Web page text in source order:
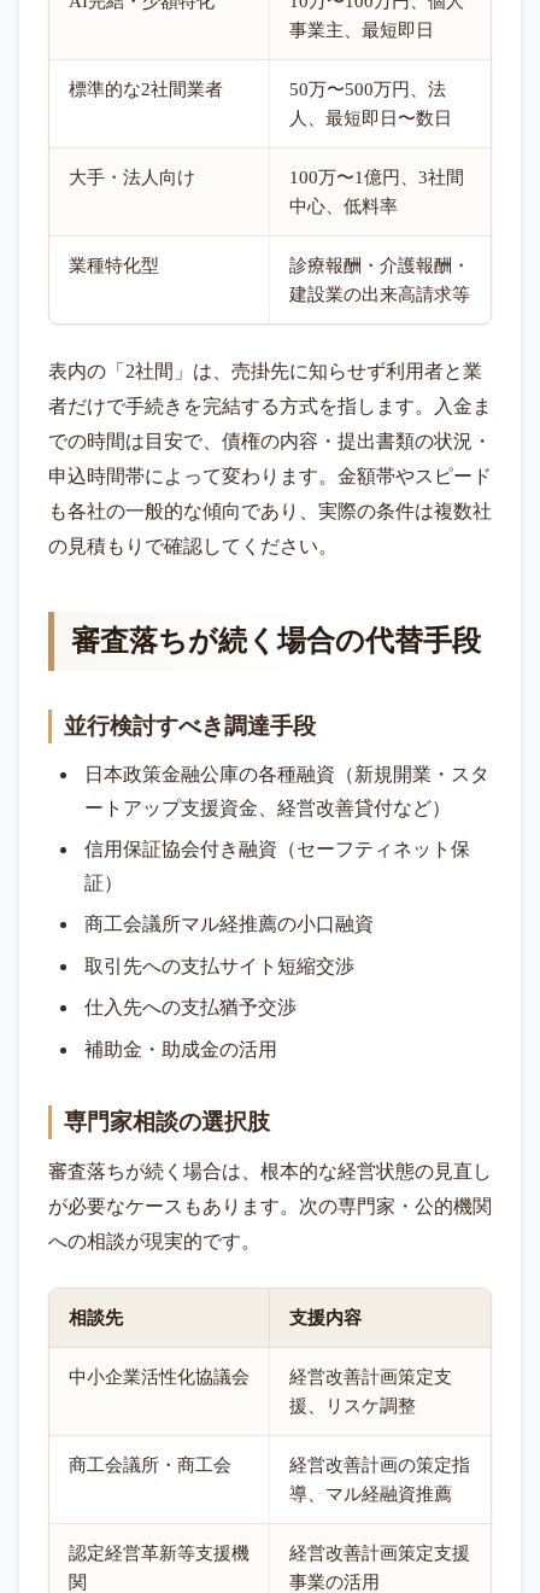
事業主、最短即日
標準的な2社間業者
50万〜500万円、法
人、最短即日〜数日
大手・法人向け
100万〜1億円、3社間
中心、低料率
業種特化型
診療報酬・介護報酬・
建設業の出来高請求等
表内の「2社間」は、売掛先に知らせず利用者と業
者だけで手続きを完結する方式を指します。入金ま
での時間は目安で、債権の内容・提出書類の状況・
申込時間帯によって変わります。金額帯やスピード
も各社の一般的な傾向であり、実際の条件は複数社
の見積もりで確認してください。
審査落ちが続く場合の代替手段
並行検討すべき調達手段
日本政策金融公庫の各種融資（新規開業・スタ
ートアップ支援資金、経営改善貸付など）
信用保証協会付き融資（セーフティネット保
証）
商工会議所マル経推薦の小口融資
取引先への支払サイト短縮交渉
仕入先への支払猶予交渉
補助金・助成金の活用
専門家相談の選択肢
審査落ちが続く場合は、根本的な経営状態の見直し
が必要なケースもあります。次の専門家・公的機関
への相談が現実的です。
相談先 支援内容
中小企業活性化協議会
経営改善計画策定支
援、リスケ調整
商工会議所・商工会
経営改善計画の策定指
導、マル経融資推薦
認定経営革新等支援機
関
経営改善計画策定支援
事業の活用